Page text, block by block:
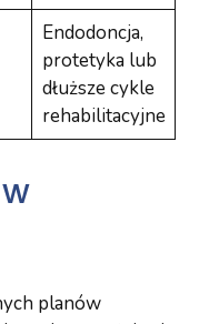
Endodoncja,
protetyka lub
dłuższe cykle
rehabilitacyjne
planów